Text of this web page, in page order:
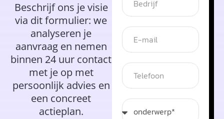
Beschrijf ons je visie
via dit formulier: we
analyseren je
aanvraag en nemen
binnen 24 uur contact
met je op met
persoonlijk advies en
een concreet
actieplan.